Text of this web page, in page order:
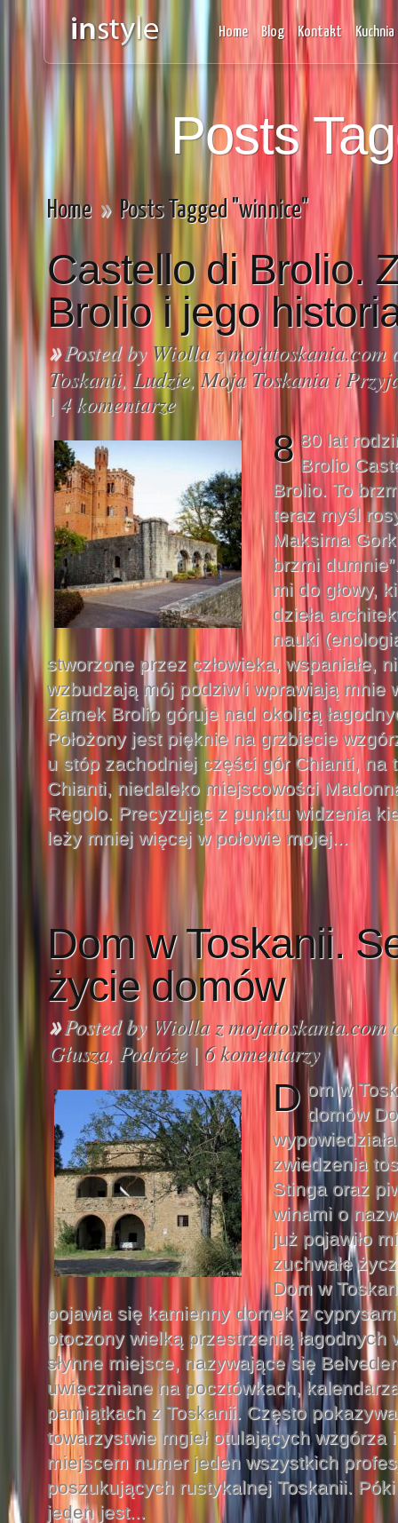
Home Blog Kontakt
Posts
Home » Posts Tagged "winnice"
Castello di Brolio.
Brolio i jego
»Posted by Wiolla z mojatoskania.com
Toskanii, Ludzie,Moja Toskania i
| 4 komentarze
8 80 lat
Brolio
Brolio. To
teraz myśl
Maksima
brzmi
mi do głowy,
dzieła
nauki
stworzone przez człowieka, wspaniałe,
wzbudzają mój podziw i wprawiają mnie
Zamek Brolio góruje nad okolicą
Położony jest pięknie na grzbiecie
u stóp zachodniej części gór Chianti, na
Chianti, niedaleko miejscowości
Regolo. Precyzując z punktu widzenia
leży mniej więcej w połowie mojej...
Dom w Toskanii.
życie domów
»Posted by Wiolla z mojatoskania.com
Głusza, Podróże | 6 komentarzy
D om w
domów
zwiedzenia
Stinga oraz
winami o
już pojawiło
zuchwałe
Dom w
pojawia się kamienny domek z
otoczony wielką przestrzenią łagodnych
słynne miejsce, nazywające się
uwieczniane na pocztówkach,
pamiątkach z Toskanii. Często
towarzystwie mgieł otulających wzgórza
miejscem numer jeden wszystkich
poszukujących rustykalnej Toskanii.
jeden jest...